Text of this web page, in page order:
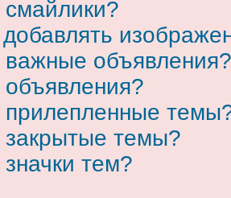
смайлики?
важные объявления?
объявления?
прилепленные
закрытые темы?
тем?